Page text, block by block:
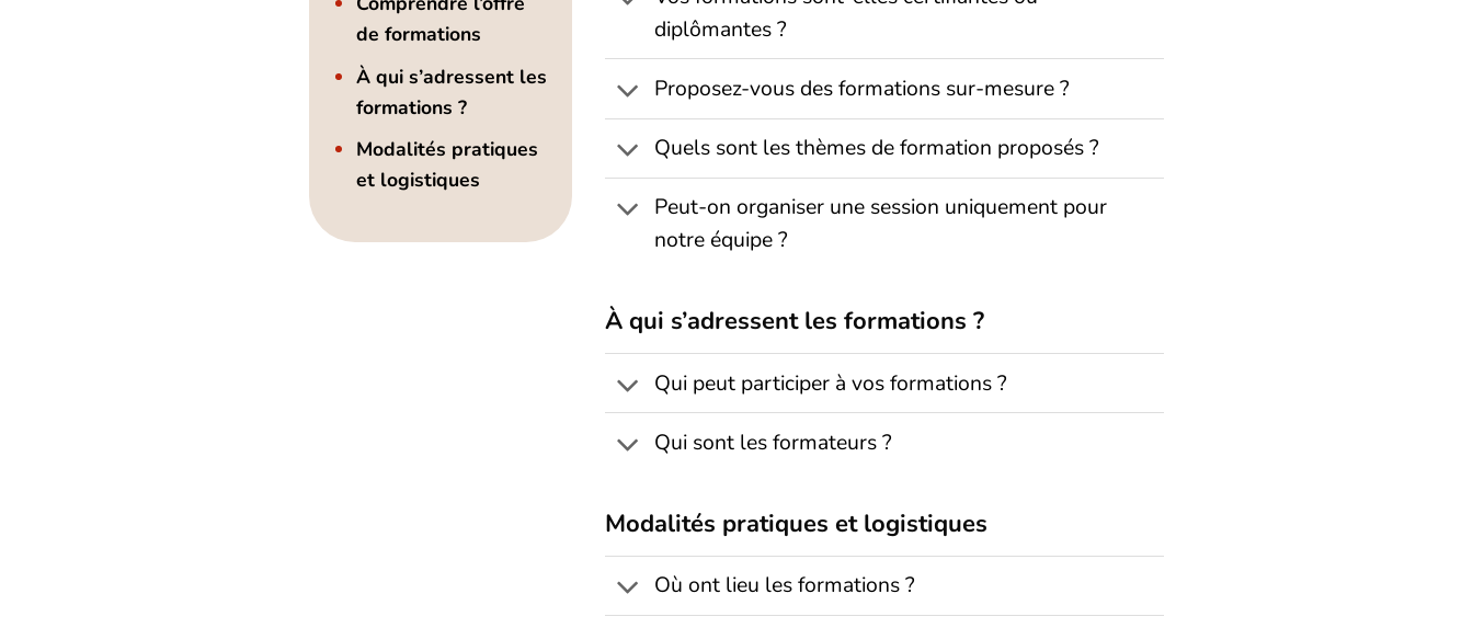
de formations
À qui s’adressent les
formations ?
Modalités pratiques
et logistiques
diplômantes ?
Proposez-vous des formations sur-mesure ?
Quels sont les thèmes de formation proposés ?
Peut-on organiser une session uniquement pour
notre équipe ?
À qui s’adressent les formations ?
Qui peut participer à vos formations ?
Qui sont les formateurs ?
Modalités pratiques et logistiques
Où ont lieu les formations ?